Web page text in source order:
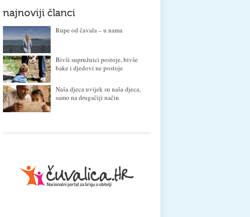
najnoviji članci
Rupe od čavala – u nama
Bivši supružnici postoje, bivše
bake i djedovi ne postoje
Naša djeca uvijek su naša djeca,
samo na drugačiji način